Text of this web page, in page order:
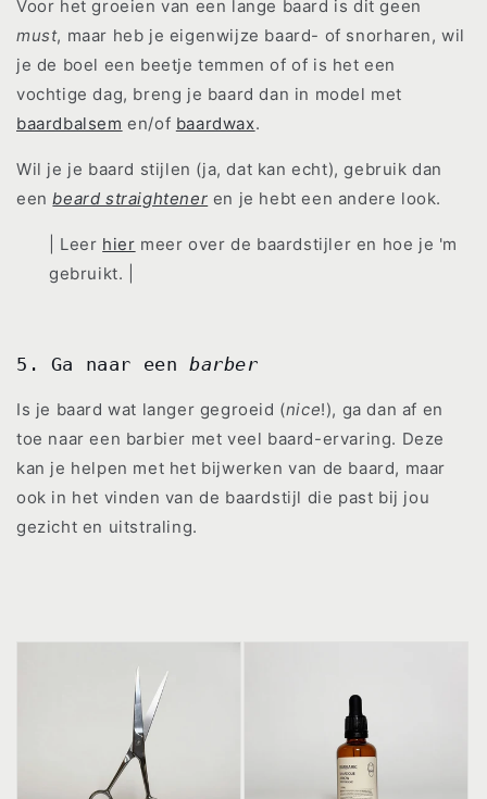
Voor het groeien van een lange baard is dit geen
must, maar heb je eigenwijze baard- of snorharen, wil
je de boel een beetje temmen of of is het een
vochtige dag, breng je baard dan in model met
baardbalsem en/of baardwax.
Wil je je baard stijlen (ja, dat kan echt), gebruik dan
eenbeard straightener en je hebt een andere look.
| Leer hier meer over de baardstijler en hoe je 'm
gebruikt. |
5. Ga naar een barber
Is je baard wat langer gegroeid (nice!), ga dan af en
toe naar een barbier met veel baard-ervaring. Deze
kan je helpen met het bijwerken van de baard, maar
ook in het vinden van de baardstijl die past bij jou
gezicht en uitstraling.